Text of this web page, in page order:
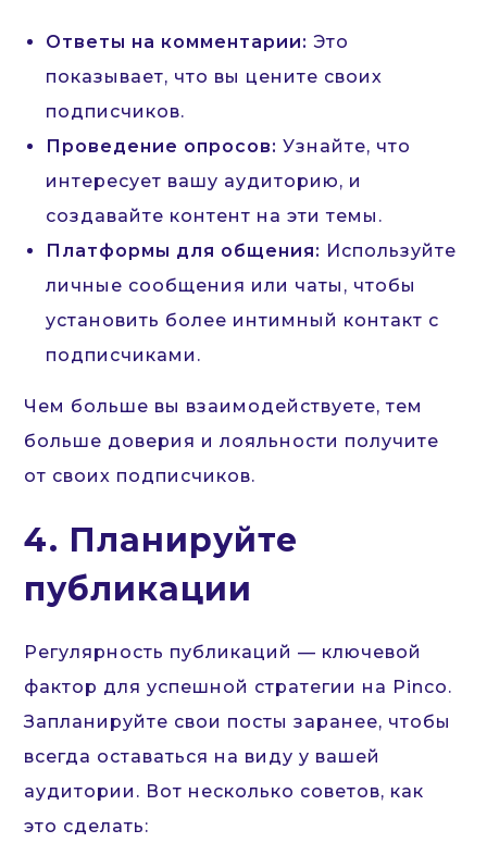
Ответы на комментарии: Это
показывает, что вы цените своих
подписчиков.
Проведение опросов: Узнайте, что
интересует вашу аудиторию, и
создавайте контент на эти темы.
Платформы для общения: Используйте
личные сообщения или чаты, чтобы
установить более интимный контакт с
подписчиками.
Чем больше вы взаимодействуете, тем
больше доверия и лояльности получите
от своих подписчиков.
4. Планируйте
публикации
Регулярность публикаций — ключевой
фактор для успешной стратегии на Pinco.
Запланируйте свои посты заранее, чтобы
всегда оставаться на виду у вашей
аудитории. Вот несколько советов, как
это сделать: